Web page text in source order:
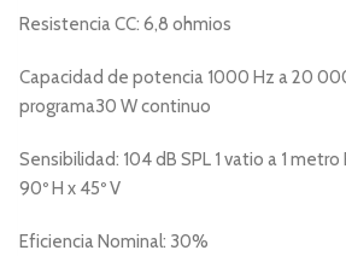
Resistencia CC: 6,8 ohmios
Capacidad de potencia 1000 Hz a 20
programa30 W continuo
Sensibilidad: 104 dB SPL 1 vatio a 1
90º H x 45º V
Eficiencia Nominal: 30%